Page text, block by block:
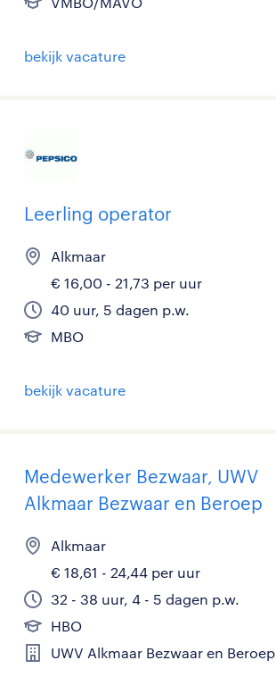
bekijk vacature
Leerling operator
Alkmaar
€ 16,00 - 21,73 per uur
40 uur, 5 dagen p.w.
MBO
bekijk vacature
Medewerker Bezwaar, UWV
Alkmaar Bezwaar en Beroep
Alkmaar
€ 18,61 - 24,44 per uur
32 - 38 uur, 4 - 5 dagen p.w.
HBO
UWV Alkmaar Bezwaar en Beroep